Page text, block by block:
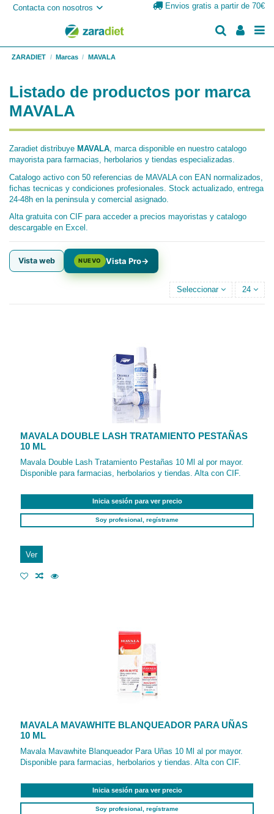
Contacta con nosotros Envios gratis a partir de 70€
ZARADIET Marcas MAVALA
Listado de productos por marca
MAVALA
Zaradiet distribuye MAVALA, marca disponible en nuestro catalogo
mayorista para farmacias, herbolarios y tiendas especializadas.
Catalogo activo con 50 referencias de MAVALA con EAN normalizados,
fichas tecnicas y condiciones profesionales. Stock actualizado, entrega
24-48h en la peninsula y comercial asignado.
Alta gratuita con CIF para acceder a precios mayoristas y catalogo
descargable en Excel.
Vista web NUEVO Vista Pro→
Seleccionar 24
MAVALA DOUBLE LASH TRATAMIENTO PESTAÑAS
10 ML
Mavala Double Lash Tratamiento Pestañas 10 Ml al por mayor.
Disponible para farmacias, herbolarios y tiendas. Alta con CIF.
Inicia sesión para ver precio
Soy profesional, regístrame
Ver
MAVALA MAVAWHITE BLANQUEADOR PARA UÑAS
10 ML
Mavala Mavawhite Blanqueador Para Uñas 10 Ml al por mayor.
Disponible para farmacias, herbolarios y tiendas. Alta con CIF.
Inicia sesión para ver precio
Soy profesional, regístrame